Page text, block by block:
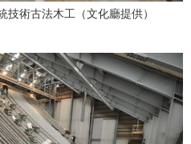
術古法木工（文化廳提供）